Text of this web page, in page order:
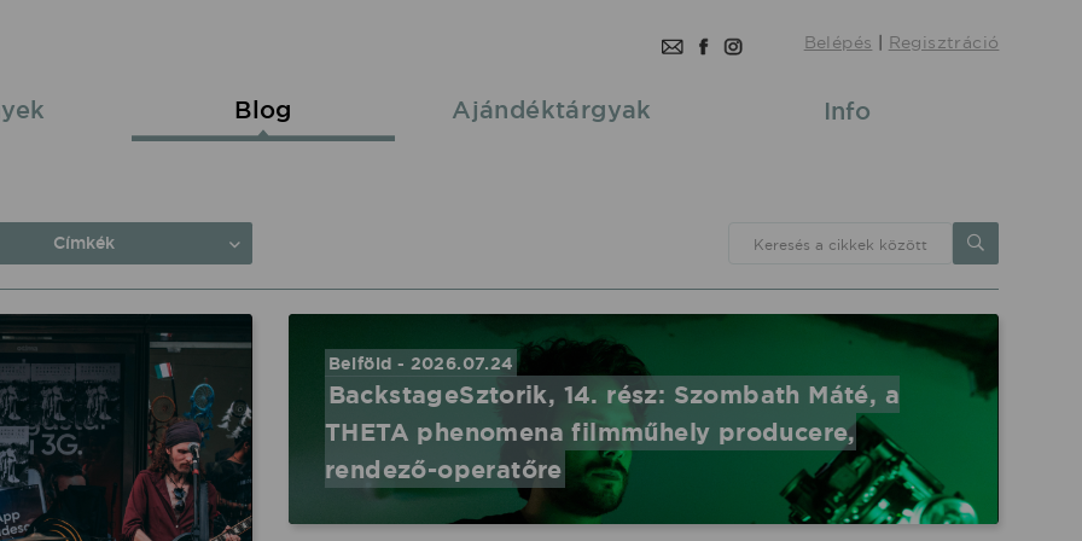
Belépés | Regisztráció
Blog Ajándéktárgyak Info
Címkék Keresés a cikkek között
Belföld - 2026.07.24
BackstageSztorik, 14. rész: Szombath Máté, a
THETA phenomena filmműhely producere,
rendező-operatőre